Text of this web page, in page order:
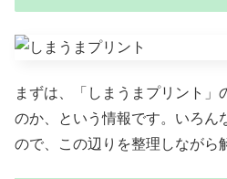
まずは、「しまうまプリント」
のか、という情報です。いろん
ので、この辺りを整理しながら